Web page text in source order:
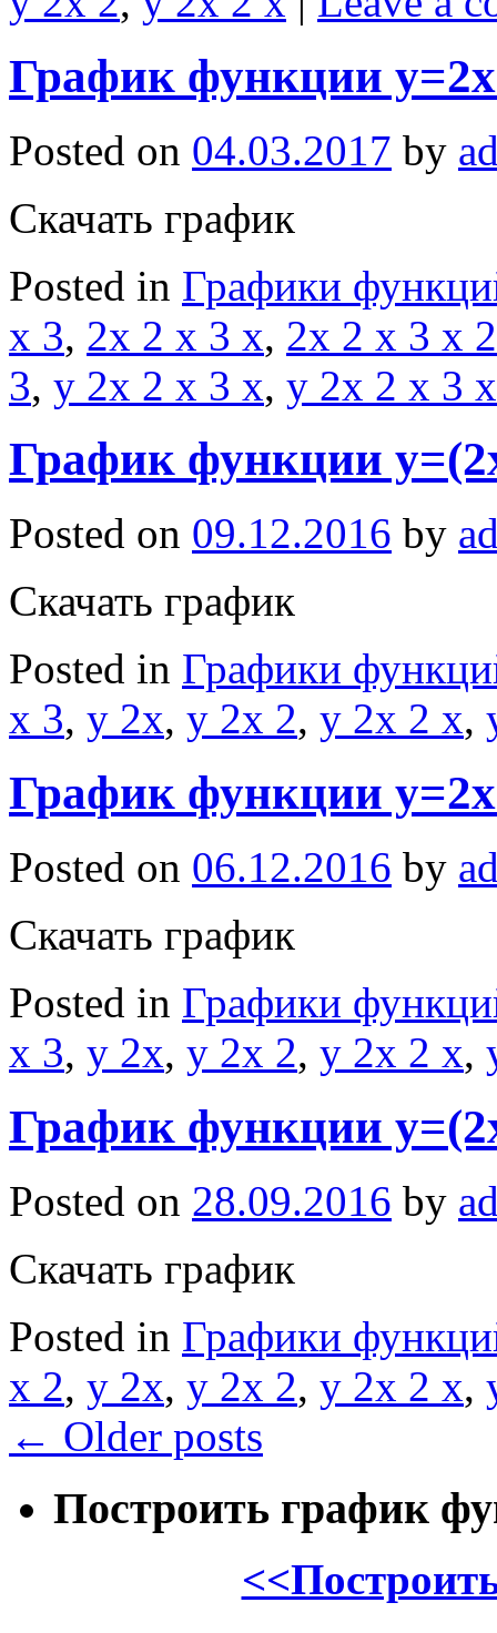
График функции
Posted on 04.03.2017 by
Скачать график
Posted in Графики
x 3, 2x 2 x 3 x, 2x 2 x 3 x 2
3, y 2x 2 x 3 x, y 2x 2 x 3
График функции
Posted on 09.12.2016 by
Скачать график
Posted in Графики
x 3, y 2x, y 2x 2, y 2x 2 x,
График функции
Posted on 06.12.2016 by
Скачать график
Posted in Графики
x 3, y 2x, y 2x 2, y 2x 2 x,
График функции
Posted on 28.09.2016 by
Скачать график
Posted in Графики
x 2, y 2x, y 2x 2, y 2x 2 x,
← Older posts
Построить график